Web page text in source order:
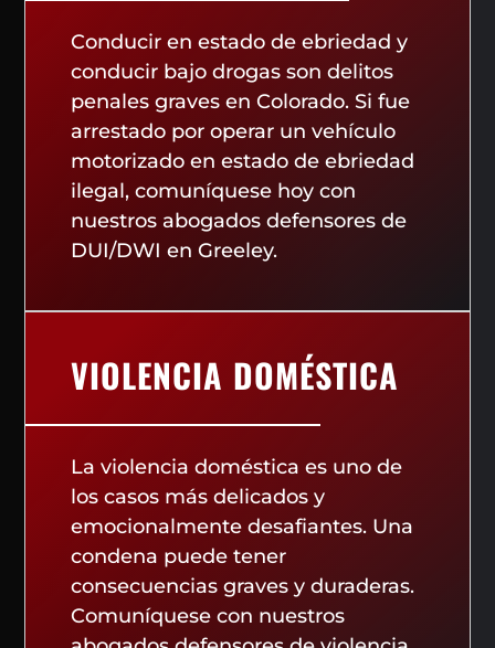
Conducir en estado de ebriedad y
conducir bajo drogas son delitos
penales graves en Colorado. Si fue
arrestado por operar un vehículo
motorizado en estado de ebriedad
ilegal, comuníquese hoy con
nuestros abogados defensores de
DUI/DWI en Greeley.
VIOLENCIA DOMÉSTICA
La violencia doméstica es uno de
los casos más delicados y
emocionalmente desafiantes. Una
condena puede tener
consecuencias graves y duraderas.
Comuníquese con nuestros